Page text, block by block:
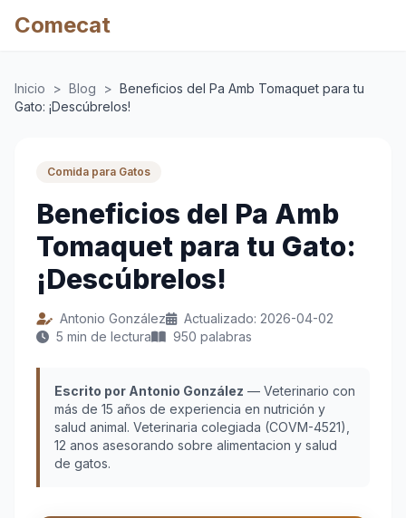
Comecat
Inicio > Blog > Beneficios del Pa Amb Tomaquet para tu
Gato: ¡Descúbrelos!
Comida para Gatos
Beneficios del Pa Amb
Tomaquet para tu Gato:
¡Descúbrelos!
Antonio González
Actualizado: 2026-04-02
5 min de lectura
950 palabras
Escrito por Antonio González — Veterinario con
más de 15 años de experiencia en nutrición y
salud animal. Veterinaria colegiada (COVM-4521),
12 anos asesorando sobre alimentacion y salud
de gatos.